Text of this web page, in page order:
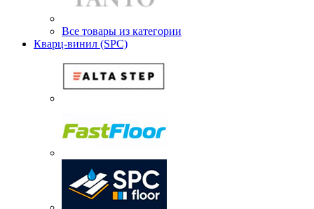
Все товары из категории
Кварц-винил (SPC)